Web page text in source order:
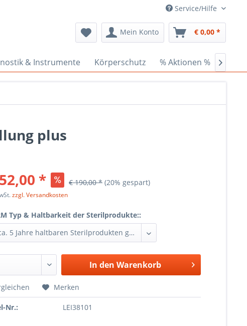
Service/Hilfe
Mein Konto € 0,00 *
& Instrumente Körperschutz % Aktionen % 
plus
*
€ 190,00 * (20% gespart)
zzgl. Versandkosten
Typ & Haltbarkeit der Sterilprodukte::
In den Warenkorb
Merken
Nr.: LEI38101